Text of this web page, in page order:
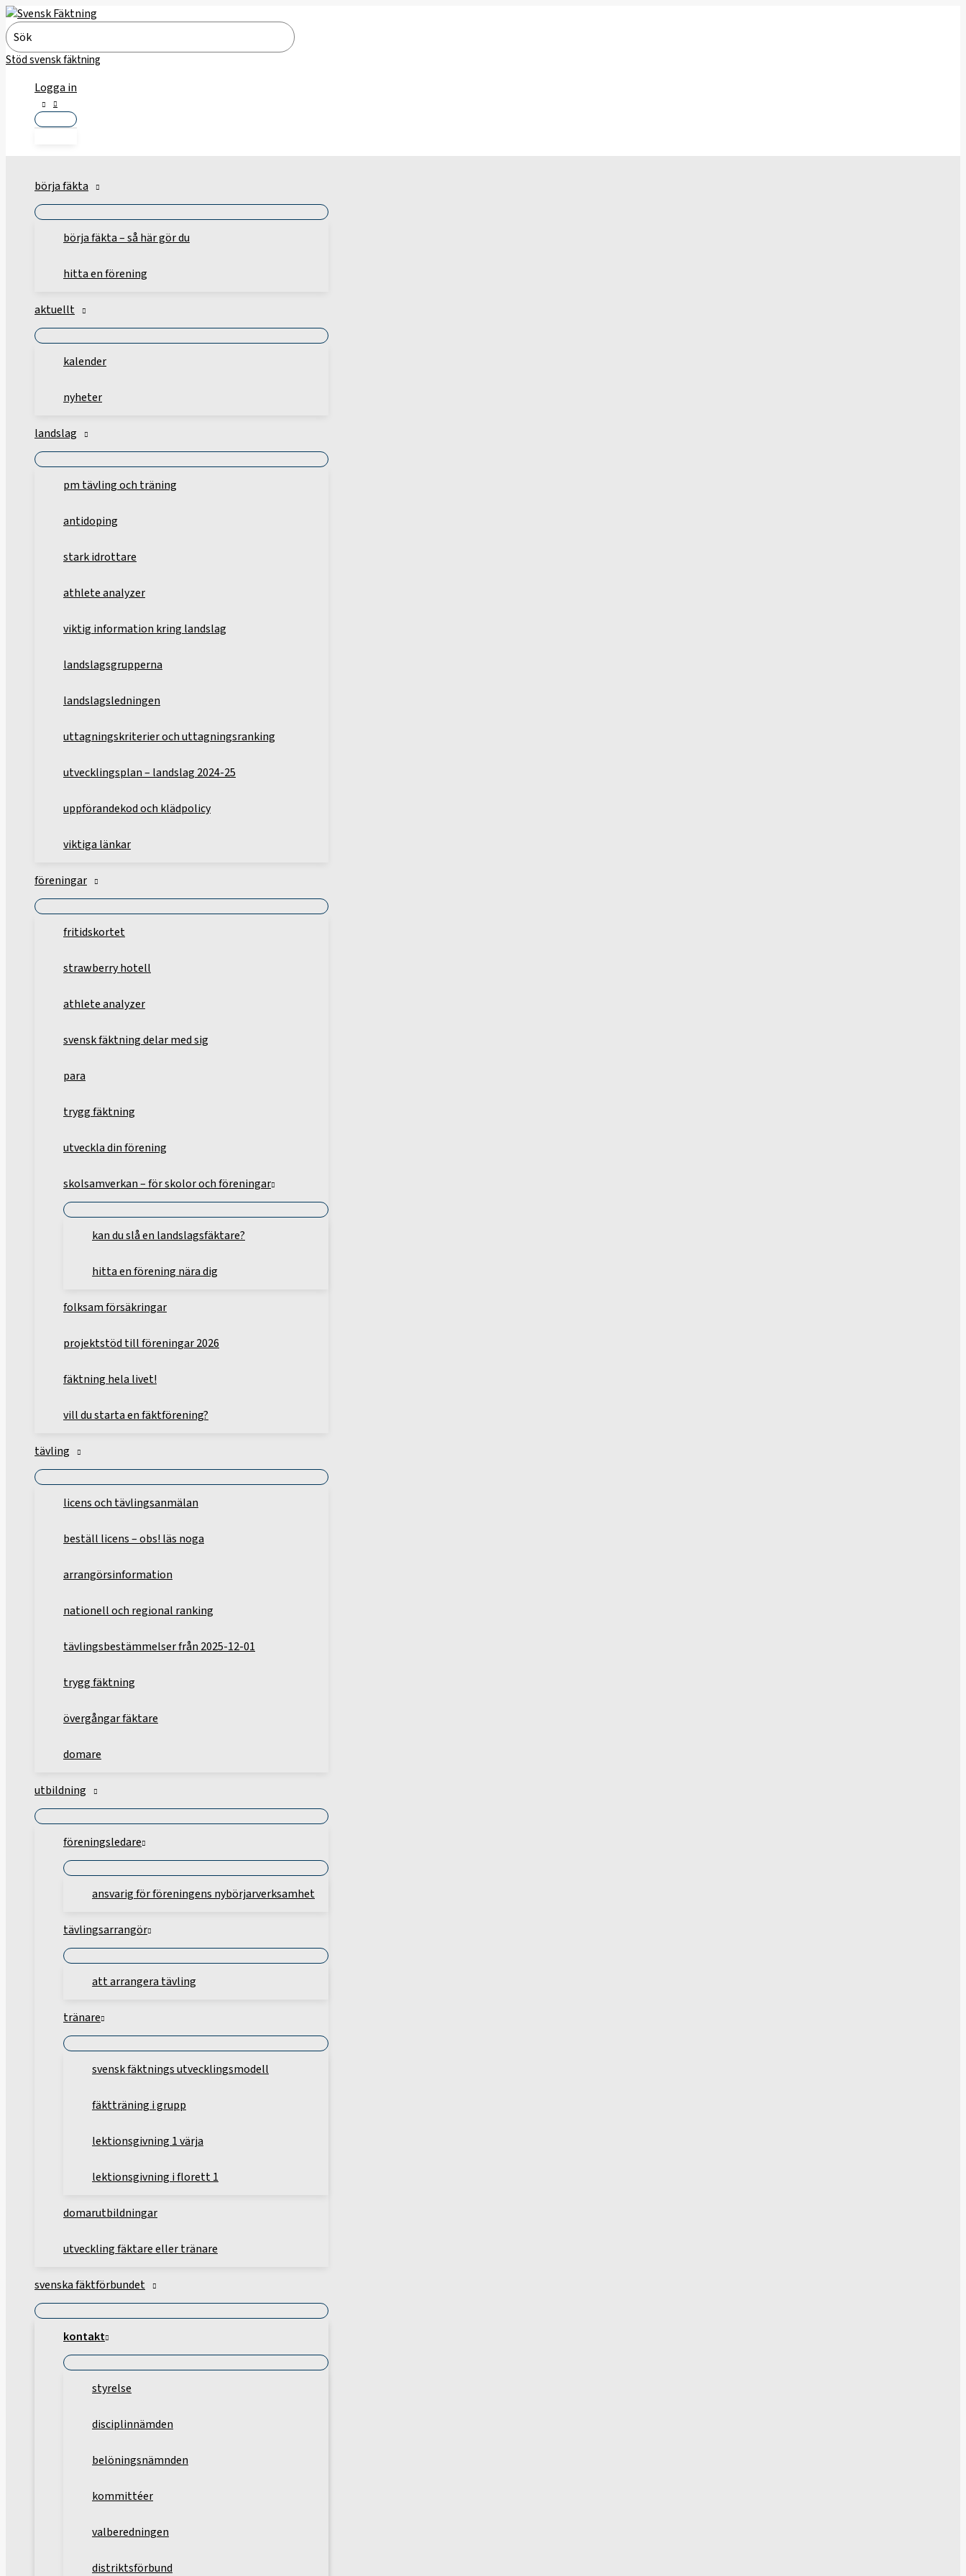
Hoppa
till
innehåll
Search
for:
Stöd svensk fäktning
Logga in
börja fäkta
börja fäkta – så här gör du
hitta en förening
aktuellt
kalender
nyheter
landslag
pm tävling och träning
antidoping
stark idrottare
athlete analyzer
viktig information kring landslag
landslagsgrupperna
landslagsledningen
uttagningskriterier och uttagningsranking
utvecklingsplan – landslag 2024-25
uppförandekod och klädpolicy
viktiga länkar
föreningar
fritidskortet
strawberry hotell
athlete analyzer
svensk fäktning delar med sig
para
trygg fäktning
utveckla din förening
skolsamverkan – för skolor och föreningar
kan du slå en landslagsfäktare?
hitta en förening nära dig
folksam försäkringar
projektstöd till föreningar 2026
fäktning hela livet!
vill du starta en fäktförening?
tävling
licens och tävlingsanmälan
beställ licens – obs! läs noga
arrangörsinformation
nationell och regional ranking
tävlingsbestämmelser från 2025-12-01
trygg fäktning
övergångar fäktare
domare
utbildning
föreningsledare
ansvarig för föreningens nybörjarverksamhet
tävlingsarrangör
att arrangera tävling
tränare
svensk fäktnings utvecklingsmodell
fäktträning i grupp
lektionsgivning 1 värja
lektionsgivning i florett 1
domarutbildningar
utveckling fäktare eller tränare
svenska fäktförbundet
kontakt
styrelse
disciplinnämden
belöningsnämnden
kommittéer
valberedningen
distriktsförbund